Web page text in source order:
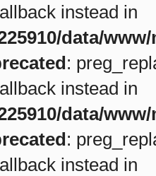
instead in
data/
:
instead in
data/
:
instead in